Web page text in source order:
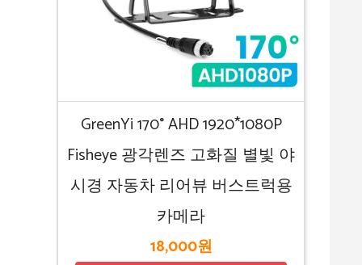
GreenYi 170° AHD 1920*1080P
Fisheye 광각렌즈 고화질 별빛 야
시경 자동차 리어뷰 버스트럭용
카메라
18,000원